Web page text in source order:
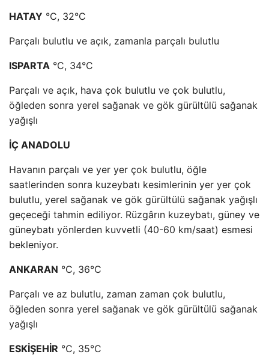
HATAY °C, 32°C
Parçalı bulutlu ve açık, zamanla parçalı bulutlu
ISPARTA °C, 34°C
Parçalı ve açık, hava çok bulutlu ve çok bulutlu,
öğleden sonra yerel sağanak ve gök gürültülü sağanak
yağışlı
İÇ ANADOLU
Havanın parçalı ve yer yer çok bulutlu, öğle
saatlerinden sonra kuzeybatı kesimlerinin yer yer çok
bulutlu, yerel sağanak ve gök gürültülü sağanak yağışlı
geçeceği tahmin ediliyor. Rüzgârın kuzeybatı, güney ve
güneybatı yönlerden kuvvetli (40-60 km/saat) esmesi
bekleniyor.
ANKARAN °C, 36°C
Parçalı ve az bulutlu, zaman zaman çok bulutlu,
öğleden sonra yerel sağanak ve gök gürültülü sağanak
yağışlı
ESKİŞEHİR °C, 35°C